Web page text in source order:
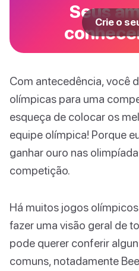
Seus
Crie o
Com antecedência, você
olímpicas para uma
esqueça de colocar os
equipe olímpica! Porque
ganhar ouro nas
competição.
Há muitos jogos
fazer uma visão geral de
pode querer conferir
comuns, notadamente